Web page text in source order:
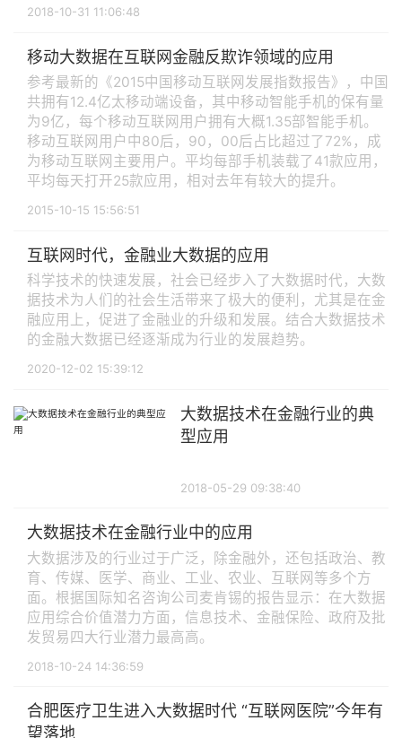
2018-10-31 11:06:48
移动大数据在互联网金融反欺诈领域的应用
参考最新的《2015中国移动互联网发展指数报告》，中国
共拥有12.4亿太移动端设备，其中移动智能手机的保有量
为9亿，每个移动互联网用户拥有大概1.35部智能手机。
移动互联网用户中80后，90，00后占比超过了72%，成
为移动互联网主要用户。平均每部手机装载了41款应用，
平均每天打开25款应用，相对去年有较大的提升。
2015-10-15 15:56:51
互联网时代，金融业大数据的应用
科学技术的快速发展，社会已经步入了大数据时代，大数
据技术为人们的社会生活带来了极大的便利，尤其是在金
融应用上，促进了金融业的升级和发展。结合大数据技术
的金融大数据已经逐渐成为行业的发展趋势。
2020-12-02 15:39:12
大数据技术在金融行业的典
型应用
2018-05-29 09:38:40
大数据技术在金融行业中的应用
大数据涉及的行业过于广泛，除金融外，还包括政治、教
育、传媒、医学、商业、工业、农业、互联网等多个方
面。根据国际知名咨询公司麦肯锡的报告显示：在大数据
应用综合价值潜力方面，信息技术、金融保险、政府及批
发贸易四大行业潜力最高高。
2018-10-24 14:36:59
合肥医疗卫生进入大数据时代 “互联网医院”今年有
望落地